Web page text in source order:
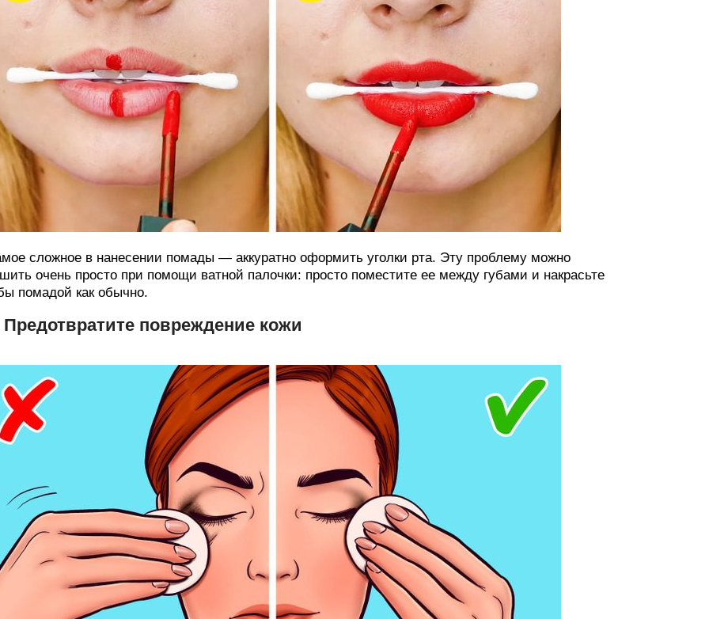
сложное в нанесении помады — аккуратно оформить уголки рта. Эту проблему можно
очень просто при помощи ватной палочки: просто поместите ее между губами и накрасьте
помадой как обычно.
Предотвратите повреждение кожи